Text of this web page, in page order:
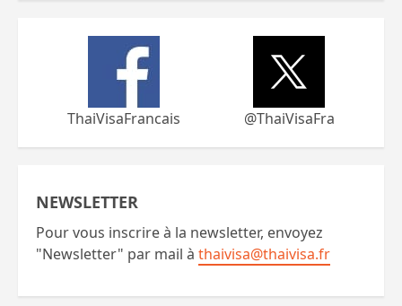
ThaiVisaFrancais @ThaiVisaFra
NEWSLETTER
Pour vous inscrire à la newsletter, envoyez
"Newsletter" par mail à thaivisa@thaivisa.fr